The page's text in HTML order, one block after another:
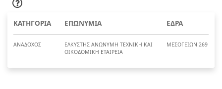
ΚΑΤΗΓΟΡΙΑ ΕΠΩΝΥΜΙΑ ΕΔΡΑ
ΑΝΑΔΟΧΟΣ
ΕΛΚΥΣΤΗΣ ΑΝΩΝΥΜΗ ΤΕΧΝΙΚΗ KAI
ΟΙΚΟΔΟΜΙΚΗ ΕΤΑΙΡΕΙΑ
ΜΕΣΟΓΕΙΩΝ 269